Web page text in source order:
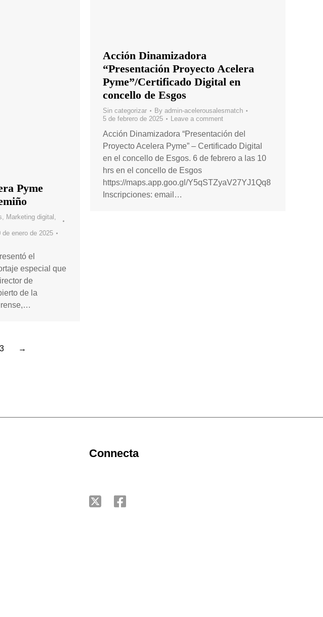
Acción Dinamizadora
“Presentación Proyecto Acelera
Pyme”/Certificado Digital en
concello de Esgos
Sin categorizar By admin-acelerousalesmatch
5 de febrero de 2025
Leave a comment
Acción Dinamizadora “Presentación del
Proyecto Acelera Pyme” – Certificado Digital
en el concello de Esgos. 6 de febrero a las 10
hrs en el concello de Esgos
https://maps.app.goo.gl/Y5qSTZyaV27YJ1Qq8
Inscripciones: email…
Pyme
, Marketing digital ,
de enero de 2025
el
especial que
de
de la
3 →
Connecta